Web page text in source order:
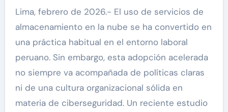
Lima, febrero de 2026.- El uso de servicios de
almacenamiento en la nube se ha convertido en
una práctica habitual en el entorno laboral
peruano. Sin embargo, esta adopción acelerada
no siempre va acompañada de políticas claras
ni de una cultura organizacional sólida en
materia de ciberseguridad. Un reciente estudio